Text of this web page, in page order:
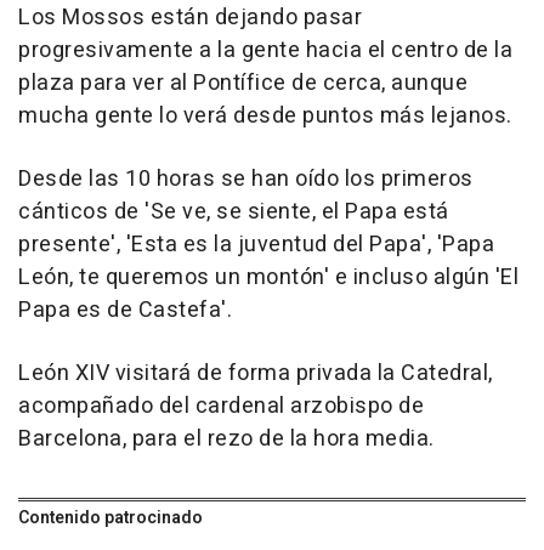
Los Mossos están dejando pasar
progresivamente a la gente hacia el centro de la
plaza para ver al Pontífice de cerca, aunque
mucha gente lo verá desde puntos más lejanos.
Desde las 10 horas se han oído los primeros
cánticos de 'Se ve, se siente, el Papa está
presente', 'Esta es la juventud del Papa', 'Papa
León, te queremos un montón' e incluso algún 'El
Papa es de Castefa'.
León XIV visitará de forma privada la Catedral,
acompañado del cardenal arzobispo de
Barcelona, para el rezo de la hora media.
Contenido patrocinado